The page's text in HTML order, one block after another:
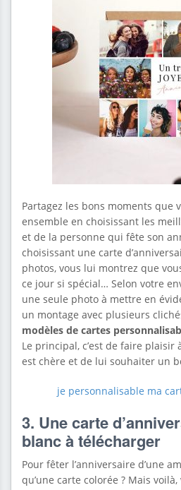
Partagez les bons moments que
ensemble en choisissant les
et de la personne qui fête son
choisissant une carte
photos, vous lui montrez que
ce jour si spécial… Selon votre
une seule photo à mettre en
un montage avec plusieurs
modèles de cartes
Le principal, c’est de faire plaisir
est chère et de lui souhaiter un
je personnalisable ma
3. Une carte
blanc à télécharger
Pour fêter l’anniversaire d’une
qu’une carte colorée ? Mais